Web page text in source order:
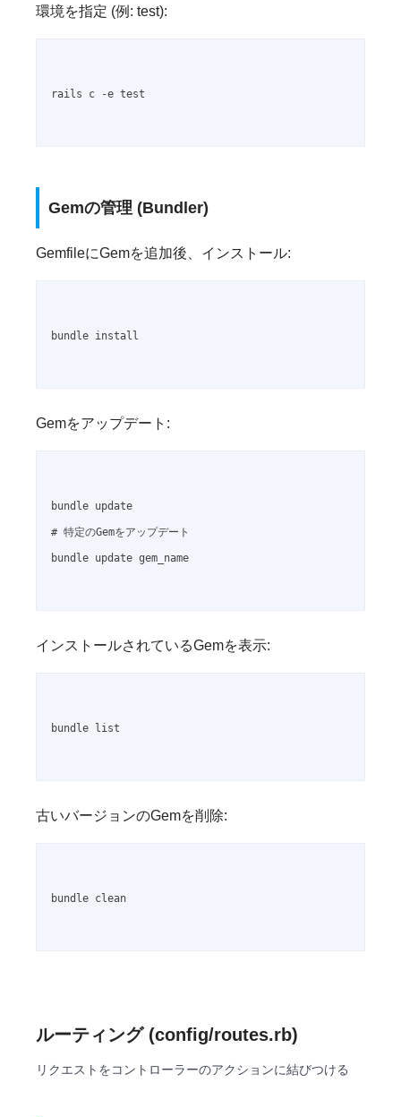
環境を指定 (例: test):
rails c -e test
Gemの管理 (Bundler)
GemfileにGemを追加後、インストール:
bundle install
Gemをアップデート:
bundle update
# 特定のGemをアップデート
bundle update gem_name
インストールされているGemを表示:
bundle list
古いバージョンのGemを削除:
bundle clean
ルーティング (config/routes.rb)
リクエストをコントローラーのアクションに結びつける